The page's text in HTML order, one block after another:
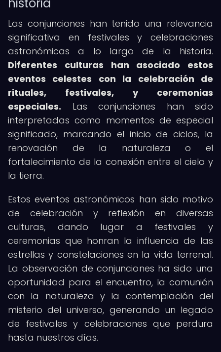
Las conjunciones han tenido una relevancia
significativa en festivales y celebraciones
astronómicas a lo largo de la historia.
Diferentes culturas han asociado estos
eventos celestes con la celebración de
rituales, festivales, y ceremonias
especiales. Las conjunciones han sido
interpretadas como momentos de especial
significado, marcando el inicio de ciclos, la
renovación de la naturaleza o el
fortalecimiento de la conexión entre el cielo y
la tierra.
Estos eventos astronómicos han sido motivo
de celebración y reflexión en diversas
culturas, dando lugar a festivales y
ceremonias que honran la influencia de las
estrellas y constelaciones en la vida terrenal.
La observación de conjunciones ha sido una
oportunidad para el encuentro, la comunión
con la naturaleza y la contemplación del
misterio del universo, generando un legado
de festivales y celebraciones que perdura
hasta nuestros días.